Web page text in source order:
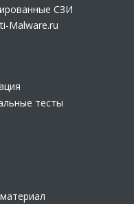
СЗИ
Malware.ru
тесты